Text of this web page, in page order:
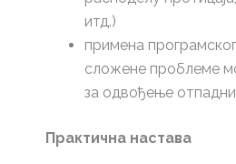
итд.)
примена
сложене проблеме
за одвођење
Практична настава